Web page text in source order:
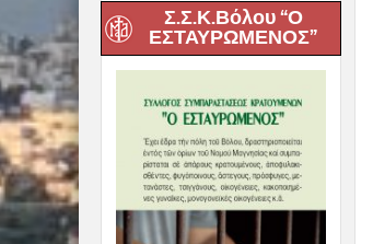
Σ.Σ.Κ.Βόλου “Ο
ΕΣΤΑΥΡΩΜΕΝΟΣ”